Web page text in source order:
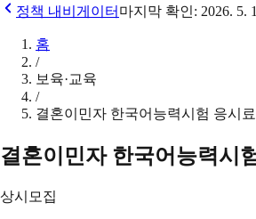
정책 내비게이터 마지막 확인: 2026. 5.
홈
/
보육·교육
/
결혼이민자 한국어능력시험 응시
결혼이민자 한국어능력시
상시모집